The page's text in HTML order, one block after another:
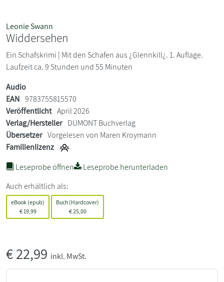
Leonie Swann
Widdersehen
Ein Schafskrimi | Mit den Schafen aus ¿Glennkill¿. 1. Auflage.
Laufzeit ca. 9 Stunden und 55 Minuten
Audio
EAN 9783755815570
Veröffentlicht April 2026
Verlag/Hersteller DUMONT Buchverlag
Übersetzer Vorgelesen von Maren Kroymann
Familienlizenz
Leseprobe öffnen
Leseprobe herunterladen
Auch erhältlich als:
eBook (epub)
€19,99
Buch (Hardcover)
€25,00
€22,99 inkl. MwSt.